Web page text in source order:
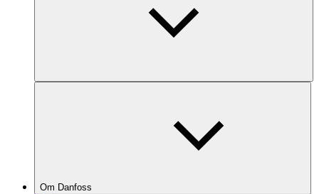
Om Danfoss